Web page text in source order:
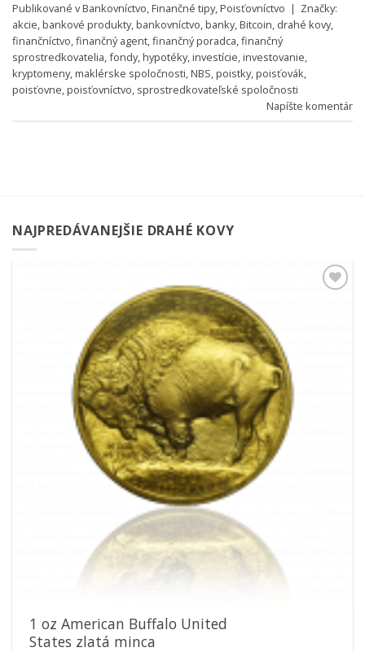
Publikované vBankovníctvo,Finančné tipy,Poisťovníctvo | Značky:
akcie,bankové produkty,bankovníctvo,banky,Bitcoin, drahé kovy,
finančníctvo,finančný agent,finančný poradca,finančný
sprostredkovatelia,fondy,hypotéky,investície,investovanie,
kryptomeny,maklérske spoločnosti,NBS,poistky,poisťovák,
poisťovne,poisťovníctvo, sprostredkovateľské spoločnosti
Napíšte komentár
NAJPREDÁVANEJŠIE DRAHÉ KOVY
1 oz American Buffalo United
States zlatá minca